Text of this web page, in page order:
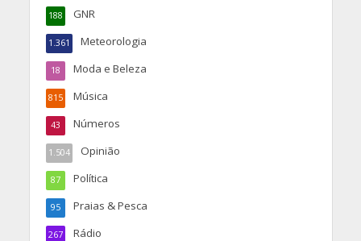
GNR
188
Meteorologia
1.361
Moda e Beleza
18
Música
815
Números
43
Opinião
1.504
Política
87
Praias & Pesca
95
Rádio
267